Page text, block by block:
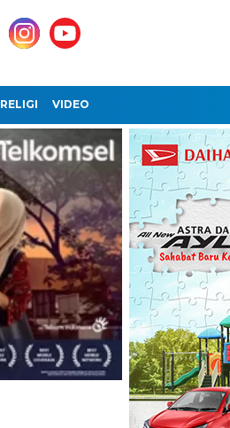
RELIGI VIDEO